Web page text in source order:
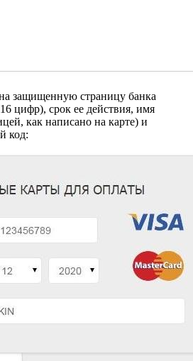
защищенную страницу банка
цифр), срок ее действия, имя
как написано на карте) и
код: